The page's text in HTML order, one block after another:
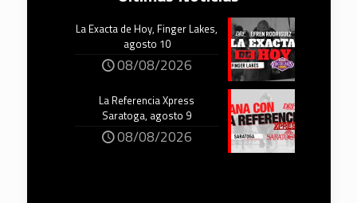
La Exacta de Hoy, Finger Lakes,
agosto 10
08/08/2026
La Referencia Xpress
Saratoga, agosto 9
08/08/2026